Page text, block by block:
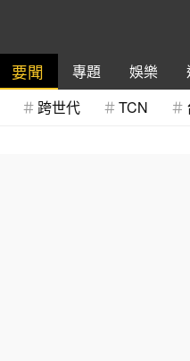
要聞 專題 娛樂
跨世代 TCN